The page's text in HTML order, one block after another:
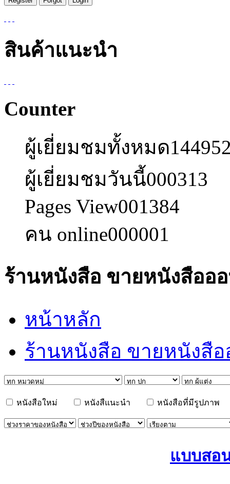
สินค้าแนะนำ
Counter
ผู้เยี่ยมชมทั้งหมด
ผู้เยี่ยมชมวันนี้000313
Pages View001384
คน online000001
ร้านหนังสือ ขายหนังสืออ
หน้าหลัก
ร้านหนังสือ ขายหนังสื
หนังสือใหม่ หนังสืแนะนำ หนังสือที่มีรูปภาพ
แบบสอ